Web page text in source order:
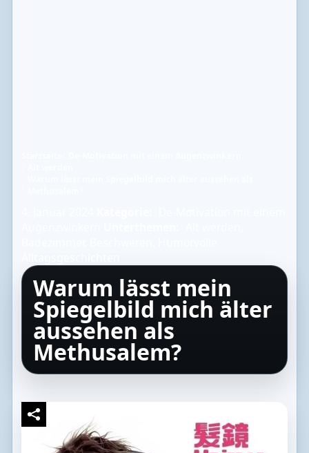
Warum lässt mein
Spiegelbild mich älter
aussehen als
Methusalem?